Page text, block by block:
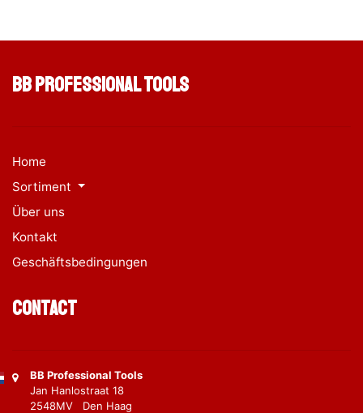
BB Professional Tools
Home
Sortiment
Über uns
Kontakt
Geschäftsbedingungen
Contact
BB Professional Tools
Jan Hanlostraat 18
2548MV Den Haag